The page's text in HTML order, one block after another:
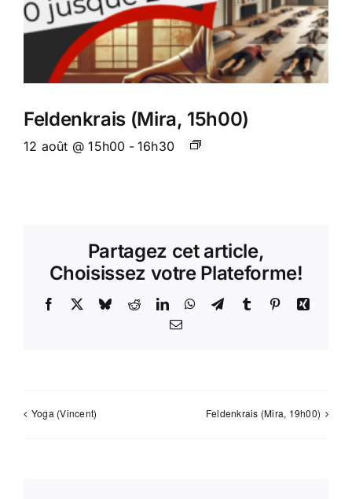
Feldenkrais (Mira, 15h00)
12 août @ 15h00 - 16h30
Partagez cet article,
Choisissez votre Plateforme!
Facebook BlueskyRedditLinkedInWhatsApp
TelegramTumblr PinterestXing
Email
Yoga (Vincent) Feldenkrais (Mira, 19h00)